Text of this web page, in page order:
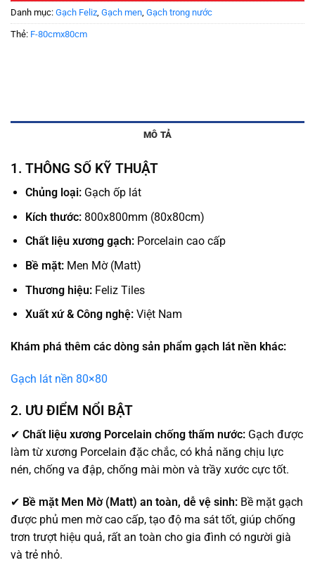
Danh mục: Gạch Feliz Gạch men Gạch trong nước
Thẻ: F-80cmx80cm
MÔ TẢ
1. THÔNG SỐ KỸ THUẬT
Chủng loại:Gạch ốp lát
Kích thước:800x800mm (80x80cm)
Chất liệu xương gạch:Porcelain cao cấp
Bề mặt:Men Mờ (Matt)
Thương hiệu:Feliz Tiles
Xuất xứ & Công nghệ:Việt Nam
Khám phá thêm các dòng sản phẩm gạch lát nền khác:
Gạch lát nền 80×80
2. ƯU ĐIỂM NỔI BẬT
✔ Chất liệu xương Porcelain chống thấm nước: Gạch được
làm từ xương Porcelain đặc chắc, có khả năng chịu lực
nén, chống va đập, chống mài mòn và trầy xước cực tốt.
✔ Bề mặt Men Mờ (Matt) an toàn, dễ vệ sinh: Bề mặt gạch
được phủ men mờ cao cấp, tạo độ ma sát tốt, giúp chống
trơn trượt hiệu quả, rất an toàn cho gia đình có người già
và trẻ nhỏ.